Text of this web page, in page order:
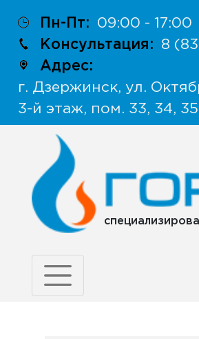
Пн-Пт:
09:00 - 17:00
Консультация:
8
Адрес:
г. Дзержинск, ул.
3-й этаж, пом. 33, 34, 35